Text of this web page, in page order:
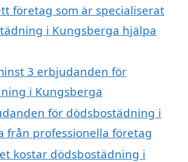
företag som är specialiserat
i Kungsberga hjälpa
3 erbjudanden för
i Kungsberga
för dödsbostädning i
från professionella företag
kostar dödsbostädning i